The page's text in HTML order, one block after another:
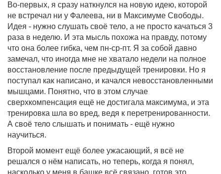
Во-первых, я сразу наткнулся на новую идею, которой
не встречал ни у Фалеева, ни в Максимуме Свободы.
Идея - нужно слушать своё тело, а не просто качаться 3
раза в неделю. И эта мысль похожа на правду, потому
что она более гибка, чем пн-ср-пт. Я за собой давно
замечал, что иногда мне не хватало недели на полное
восстановление после предыдущей тренировки. Но я
поступал как написано, и качался невосстановленными
мышцами. Понятно, что в этом случае
сверхкомпенсация ещё не достигала максимума, и эта
тренировка шла во вред, ведя к перетренированности.
А своё тело слышать и понимать - ещё нужно
научиться.
Второй момент ещё более ужасающий, я всё не
решался о нём написать, но теперь, когда я понял,
насколько у меня в башке всё связано, готов это